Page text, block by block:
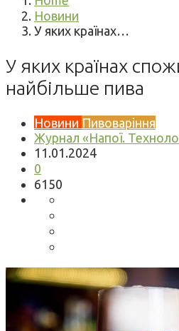
Новини
У яких країнах…
У яких країнах
найбільше пива
Новини Пивоваріння
Журнал «Напої.
11.01.2024
0
6150